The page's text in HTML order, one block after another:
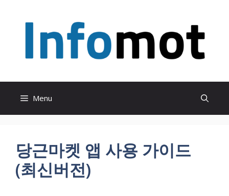
Menu
당근마켓 앱 사용 가이드
(최신버전)